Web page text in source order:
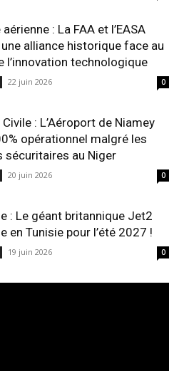
: La FAA et l’EASA
alliance historique face au
l’innovation technologique
22 juin 2026 0
: L’Aéroport de Niamey
opérationnel malgré les
sécuritaires au Niger
20 juin 2026 0
: Le géant britannique Jet2
en Tunisie pour l’été 2027 !
19 juin 2026 0